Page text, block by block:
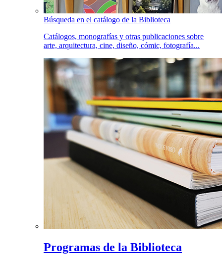
Búsqueda en el catálogo de la Biblioteca
Catálogos, monografías y otras publicaciones sobre
arte, arquitectura, cine, diseño, cómic, fotografía...
Programas de la Biblioteca